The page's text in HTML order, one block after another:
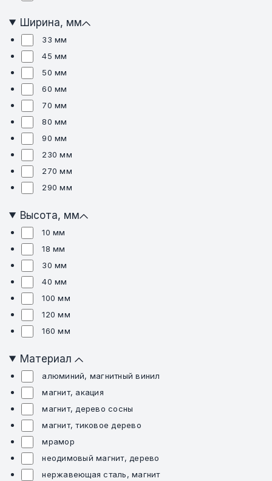
Ширина, мм
33 мм
45 мм
50 мм
60 мм
70 мм
80 мм
90 мм
230 мм
270 мм
290 мм
Высота, мм
10 мм
18 мм
30 мм
40 мм
100 мм
120 мм
160 мм
Материал
алюминий, магнитный винил
магнит, акация
магнит, дерево сосны
магнит, тиковое дерево
мрамор
неодимовый магнит, дерево
нержавеющая сталь, магнит